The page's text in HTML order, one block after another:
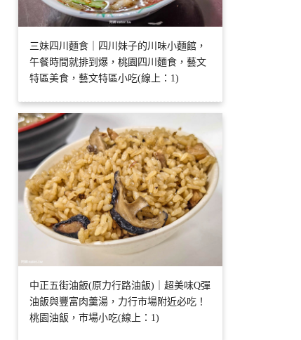
三妹四川麵食｜四川妹子的川味小麵館，
午餐時間就排到爆，桃園四川麵食，藝文
特區美食，藝文特區小吃(線上：1)
中正五街油飯(原力行路油飯)｜超美味Q彈
油飯與豐富肉羹湯，力行市場附近必吃！
桃園油飯，市場小吃(線上：1)